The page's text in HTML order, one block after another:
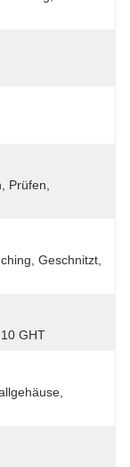
Prüfen,
Geschnitzt,
GHT